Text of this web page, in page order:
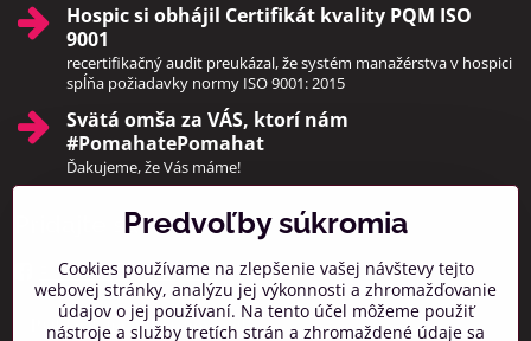
Hospic si obhájil Certifikát kvality PQM ISO
9001
recertifikačný audit preukázal, že systém manažérstva v hospici
spĺňa požiadavky normy ISO 9001: 2015
Svätá omša za VÁS, ktorí nám
#PomahatePomahat
Ďakujeme, že Vás máme!
Pridajte sa k nám
Facebook Instagram
Prihlásiť na odber noviniek
Predvoľby súkromia
Cookies používame na zlepšenie vašej návštevy tejto
webovej stránky, analýzu jej výkonnosti a zhromažďovanie
údajov o jej používaní. Na tento účel môžeme použiť
nástroje a služby tretích strán a zhromaždené údaje sa